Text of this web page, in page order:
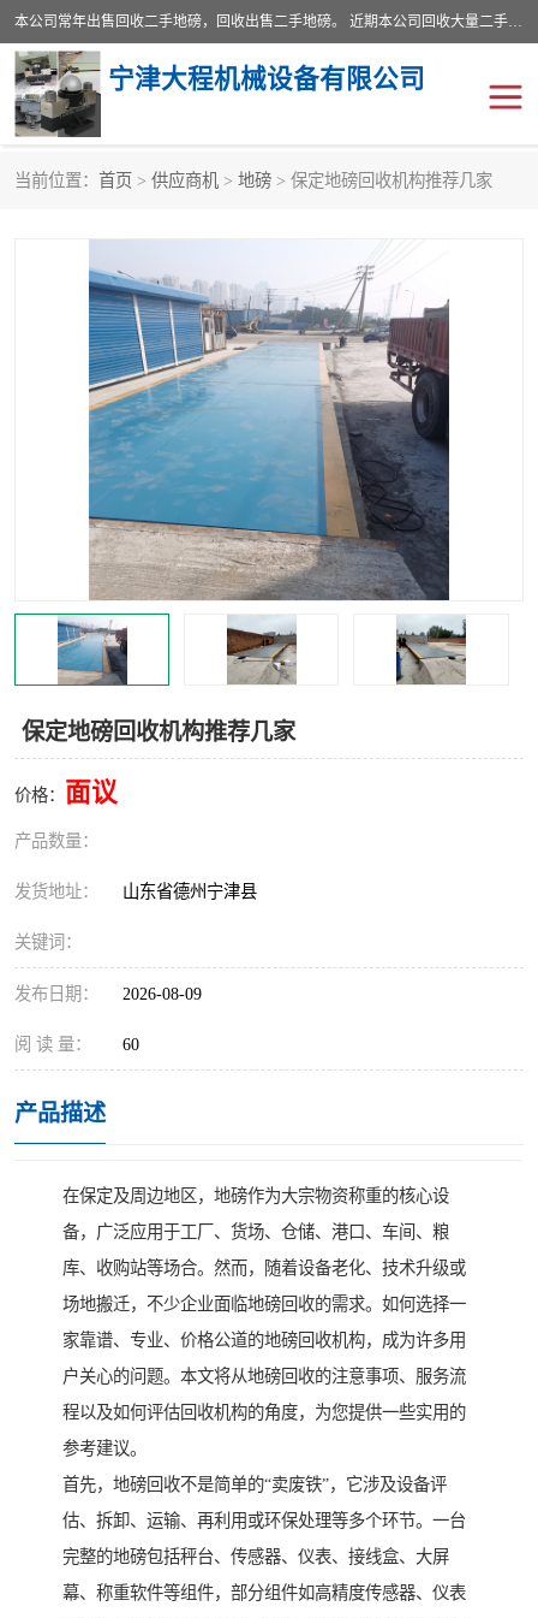
本公司常年出售回收二手地磅，回收出售二手地磅。 近期本公司回收大量二手地磅，型号齐全，宽度从2米到3.5米，长度5米到25米，承重吨位从10到200吨，成色7—9成新。 ? 使用年限6个月至2年，产品来源于个人闲置品，工矿企业停用品，因小换大而来。 精准度和新的一样， 二手地磅是内行人的选择，打个电话就省钱朋友您好等什么
宁津大程机械设备有限公司
当前位置： 首页 > 供应商机 > 地磅 > 保定地磅回收机构推荐几家
保定地磅回收机构推荐几家
价格： 面议
产品数量：
发货地址： 山东省德州宁津县
关键词：
发布日期： 2026-08-09
阅 读 量： 60
产品描述
在保定及周边地区，地磅作为大宗物资称重的核心设
备，广泛应用于工厂、货场、仓储、港口、车间、粮
库、收购站等场合。然而，随着设备老化、技术升级或
场地搬迁，不少企业面临地磅回收的需求。如何选择一
家靠谱、专业、价格公道的地磅回收机构，成为许多用
户关心的问题。本文将从地磅回收的注意事项、服务流
程以及如何评估回收机构的角度，为您提供一些实用的
参考建议。
首先，地磅回收不是简单的“卖废铁”，它涉及设备评
估、拆卸、运输、再利用或环保处理等多个环节。一台
完整的地磅包括秤台、传感器、仪表、接线盒、大屏
幕、称重软件等组件，部分组件如高精度传感器、仪表
地磅传感器 废纸打包机
烘干机 食品烘干机
装载机电子秤 输送机
半自动输送机 全自动输送机
食品螺旋塔
撕碎机 木材撕碎机
塑料撕碎机 金属撕碎机